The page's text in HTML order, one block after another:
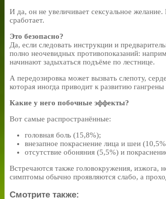
И да, он не увеличивает сексуальное желание.
сработает.
Это безопасно?
Да, если следовать инструкции и
полно неочевидных противопоказаний:
начинают задыхаться подъёме по лестнице.
А передозировка может вызвать слепоту,
которая иногда приводит к развитию
Какие у него побочные эффекты?
Вот самые распространённые:
головная боль (15,8%);
внезапное покраснение лица и шеи
отсутствие обоняния (5,5%) и
Встречаются также головокружения, изжога,
симптомы обычно проявляются слабо, а
Смотрите также: